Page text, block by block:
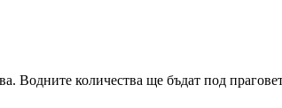
Водните количества ще бъдат под